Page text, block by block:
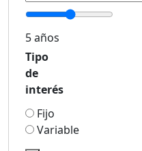
5 años
Tipo
de
interés
Fijo
Variable